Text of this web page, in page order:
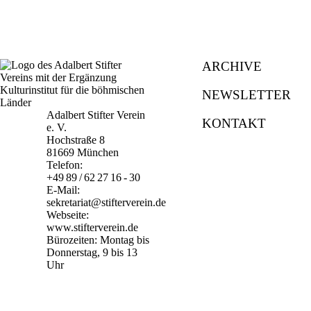
Adalbert Stifter Verein
e. V.
Hochstraße 8
81669 München
Telefon:
+49 89 / 62 27 16 - 30
E-Mail:
sekretariat@stifterverein.de
Webseite:
www.stifterverein.de
Bürozeiten: Montag bis
Donnerstag, 9 bis 13
Uhr
ARCHIVE
NEWSLETTER
KONTAKT